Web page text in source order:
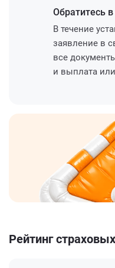
Обратитесь
В течение
заявление в
все
и выплата
Рейтинг